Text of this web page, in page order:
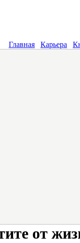
Главная Карьера
от